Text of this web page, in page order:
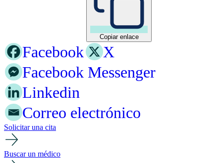
Copiar enlace
Facebook
X
Facebook Messenger
Linkedin
Correo electrónico
Solicitar una cita
Buscar un médico